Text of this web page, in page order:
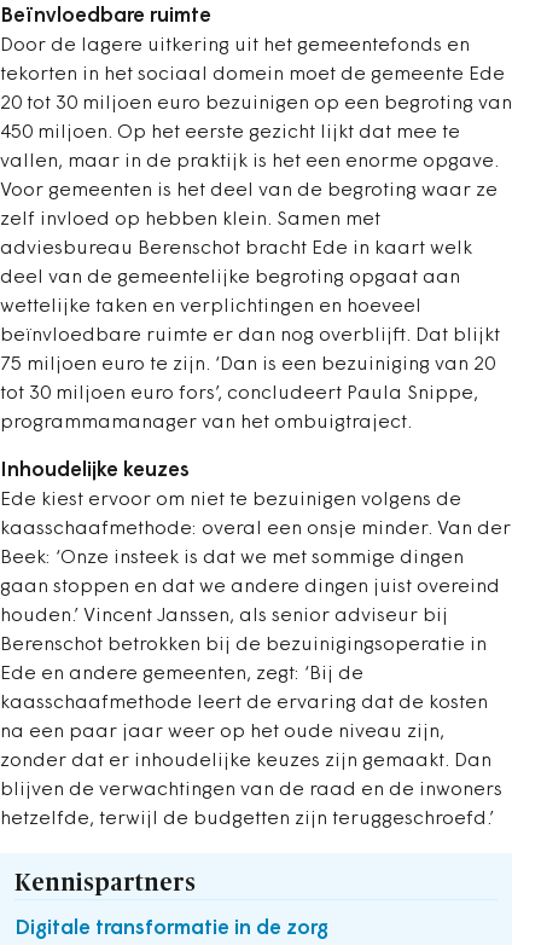
Beïnvloedbare ruimte
Door de lagere uitkering uit het gemeentefonds en
tekorten in het sociaal domein moet de gemeente Ede
20 tot 30 miljoen euro bezuinigen op een begroting van
450 miljoen. Op het eerste gezicht lijkt dat mee te
vallen, maar in de praktijk is het een enorme opgave.
Voor gemeenten is het deel van de begroting waar ze
zelf invloed op hebben klein. Samen met
adviesbureau Berenschot bracht Ede in kaart welk
deel van de gemeentelijke begroting opgaat aan
wettelijke taken en verplichtingen en hoeveel
beïnvloedbare ruimte er dan nog overblijft. Dat blijkt
75 miljoen euro te zijn. ‘Dan is een bezuiniging van 20
tot 30 miljoen euro fors’, concludeert Paula Snippe,
programmamanager van het ombuigtraject.
Inhoudelijke keuzes
Ede kiest ervoor om niet te bezuinigen volgens de
kaasschaafmethode: overal een onsje minder. Van der
Beek: ‘Onze insteek is dat we met sommige dingen
gaan stoppen en dat we andere dingen juist overeind
houden.’ Vincent Janssen, als senior adviseur bij
Berenschot betrokken bij de bezuinigingsoperatie in
Ede en andere gemeenten, zegt: ‘Bij de
kaasschaafmethode leert de ervaring dat de kosten
na een paar jaar weer op het oude niveau zijn,
zonder dat er inhoudelijke keuzes zijn gemaakt. Dan
blijven de verwachtingen van de raad en de inwoners
hetzelfde, terwijl de budgetten zijn teruggeschroefd.’
Kennispartners
Digitale transformatie in de zorg